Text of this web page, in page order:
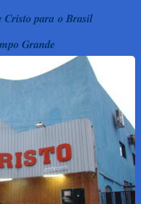
Cristo para o Brasil
Grande